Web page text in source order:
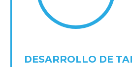
DESARROLLO DE